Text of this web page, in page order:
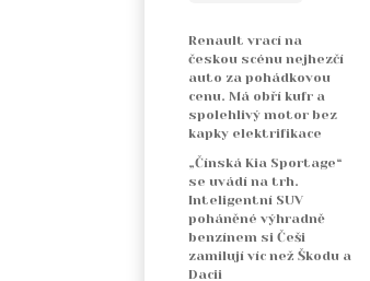
Renault vrací na
českou scénu nejhezčí
auto za pohádkovou
cenu. Má obří kufr a
spolehlivý motor bez
kapky elektrifikace
„Čínská Kia Sportage“
se uvádí na trh.
Inteligentní SUV
poháněné výhradně
benzínem si Češi
zamilují víc než Škodu a
Dacii